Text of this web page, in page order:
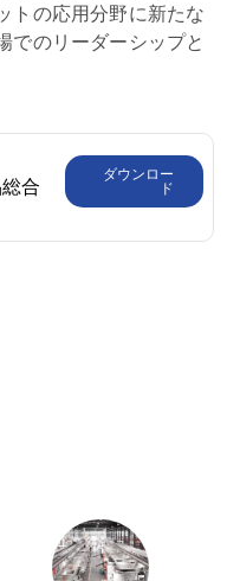
トの応用分野に新たな
でのリーダーシップと
合
ダウンロー
ド